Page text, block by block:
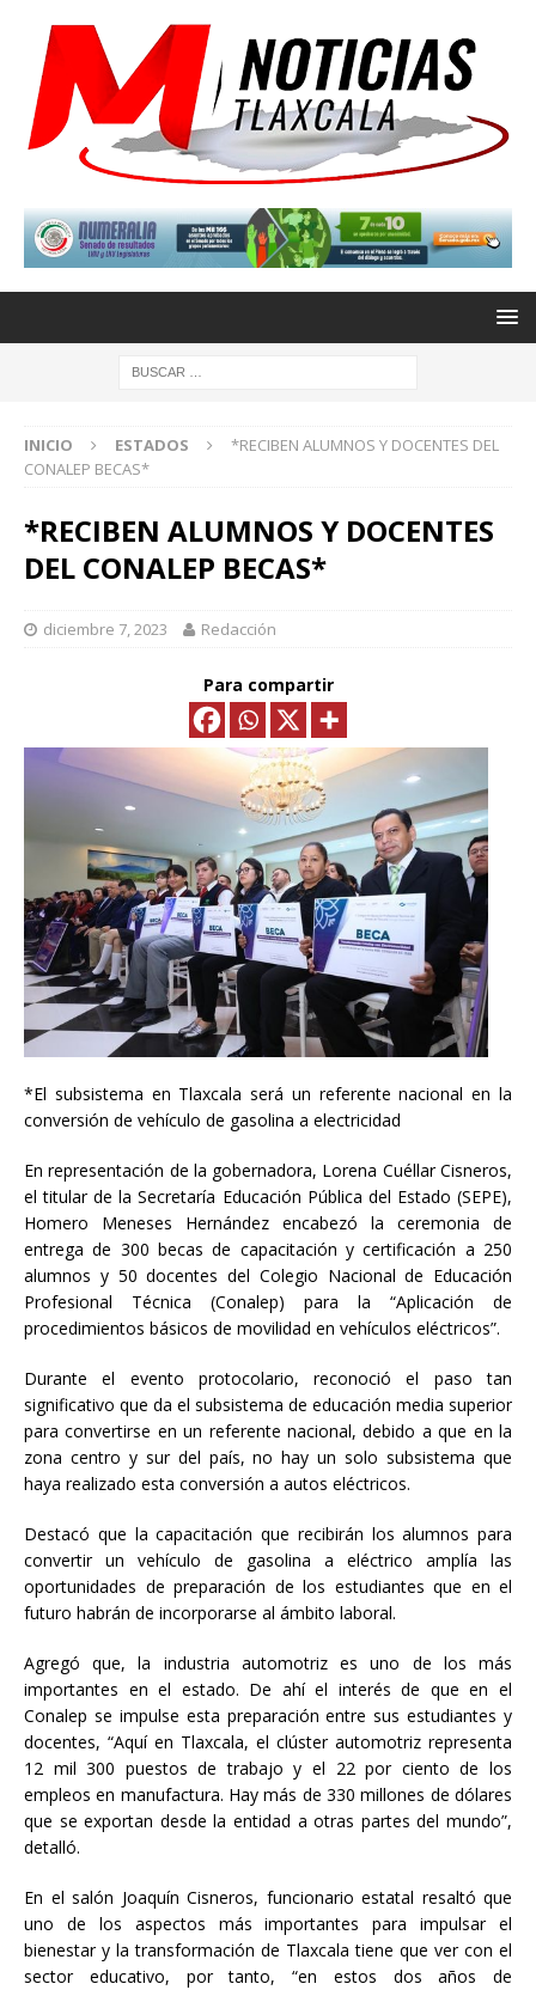
INICIO ESTADOS
*RECIBEN ALUMNOS Y DOCENTES DEL
CONALEP BECAS*
*RECIBEN ALUMNOS Y DOCENTES
DEL CONALEP BECAS*
diciembre 7, 2023 Redacción
Para compartir
*El subsistema en Tlaxcala será un referente nacional en la
conversión de vehículo de gasolina a electricidad
En representación de la gobernadora, Lorena Cuéllar Cisneros,
el titular de la Secretaría Educación Pública del Estado (SEPE),
Homero Meneses Hernández encabezó la ceremonia de
entrega de 300 becas de capacitación y certificación a 250
alumnos y 50 docentes del Colegio Nacional de Educación
Profesional Técnica (Conalep) para la “Aplicación de
procedimientos básicos de movilidad en vehículos eléctricos”.
Durante el evento protocolario, reconoció el paso tan
significativo que da el subsistema de educación media superior
para convertirse en un referente nacional, debido a que en la
zona centro y sur del país, no hay un solo subsistema que
haya realizado esta conversión a autos eléctricos.
Destacó que la capacitación que recibirán los alumnos para
convertir un vehículo de gasolina a eléctrico amplía las
oportunidades de preparación de los estudiantes que en el
futuro habrán de incorporarse al ámbito laboral.
Agregó que, la industria automotriz es uno de los más
importantes en el estado. De ahí el interés de que en el
Conalep se impulse esta preparación entre sus estudiantes y
docentes, “Aquí en Tlaxcala, el clúster automotriz representa
12 mil 300 puestos de trabajo y el 22 por ciento de los
empleos en manufactura. Hay más de 330 millones de dólares
que se exportan desde la entidad a otras partes del mundo”,
detalló.
En el salón Joaquín Cisneros, funcionario estatal resaltó que
uno de los aspectos más importantes para impulsar el
bienestar y la transformación de Tlaxcala tiene que ver con el
sector educativo, por tanto, “en estos dos años de